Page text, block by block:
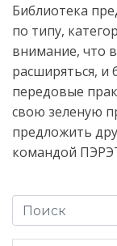
Библиотека
по типу,
внимание, что
расширяться, и
передовые
свою зеленую
предложить
командой